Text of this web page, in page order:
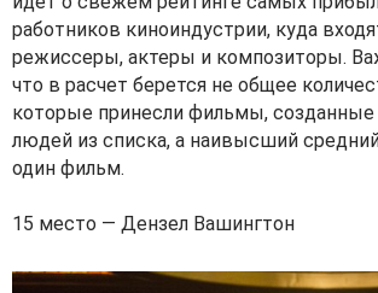
работников киноиндустрии, куда
режиссеры, актеры и композиторы.
что в расчет берется не общее
которые принесли фильмы, созданные
людей из списка, а наивысший средний
один фильм.
15 место — Дензел Вашингтон